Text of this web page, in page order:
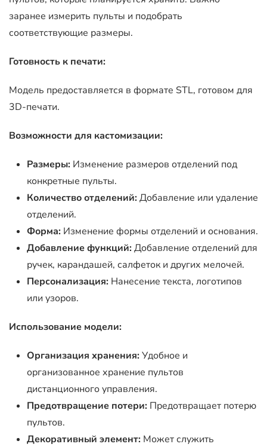
заранее измерить пульты и подобрать
соответствующие размеры.
Готовность к печати:
Модель предоставляется в формате STL, готовом для
3D-печати.
Возможности для кастомизации:
Размеры: Изменение размеров отделений под
конкретные пульты.
Количество отделений:Добавление или удаление
отделений.
Форма: Изменение формы отделений и основания.
Добавление функций:Добавление отделений для
ручек, карандашей, салфеток и других мелочей.
Персонализация: Нанесение текста, логотипов
или узоров.
Использование модели:
Организация хранения:Удобное и
организованное хранение пультов
дистанционного управления.
Предотвращение потери: Предотвращает потерю
пультов.
Декоративный элемент: Может служить